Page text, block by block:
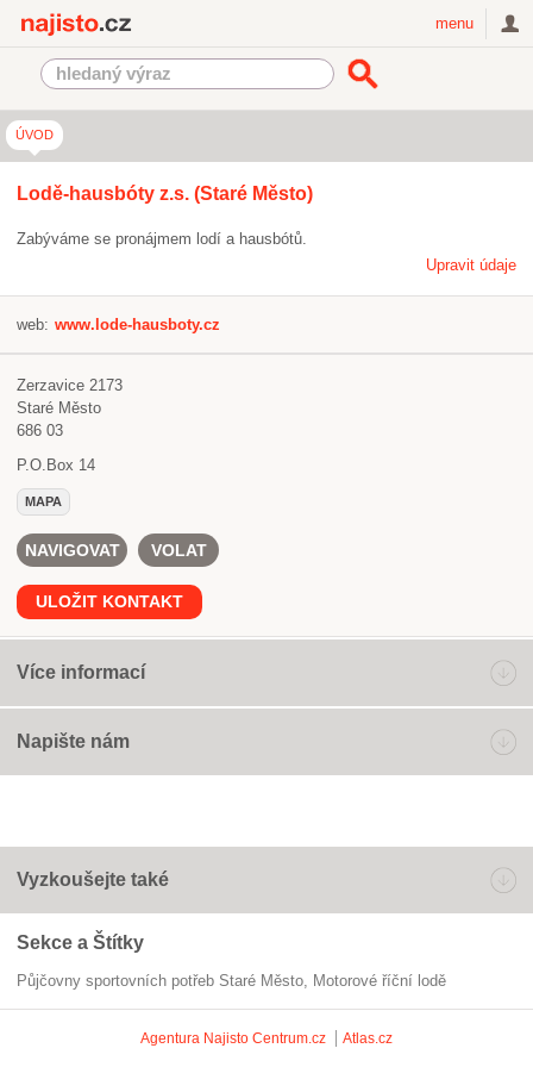
menu
ÚVOD
Lodě-hausbóty z.s. (Staré Město)
Zabýváme se pronájmem lodí a hausbótů.
Upravit údaje
web: www.lode-hausboty.cz
Zerzavice 2173
Staré Město
686 03
P.O.Box 14
MAPA
NAVIGOVAT VOLAT
ULOŽIT KONTAKT
Více informací
Napište nám
Vyzkoušejte také
Sekce a Štítky
Půjčovny sportovních potřeb Staré Město motorové říční lodě
Agentura Najisto Centrum.cz Atlas.cz